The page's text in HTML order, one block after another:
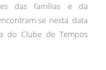
das famílias e da
se nesta data
do Clube de Tempos